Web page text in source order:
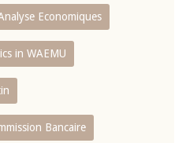
Economiques
in WAEMU
Bancaire